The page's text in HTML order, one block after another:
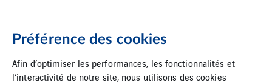
Aucun résultat
Préférence des cookies
Afin d’optimiser les performances, les fonctionnalités et
l’interactivité de notre site, nous utilisons des cookies